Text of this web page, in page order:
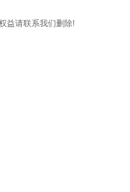
益请联系我们删除!